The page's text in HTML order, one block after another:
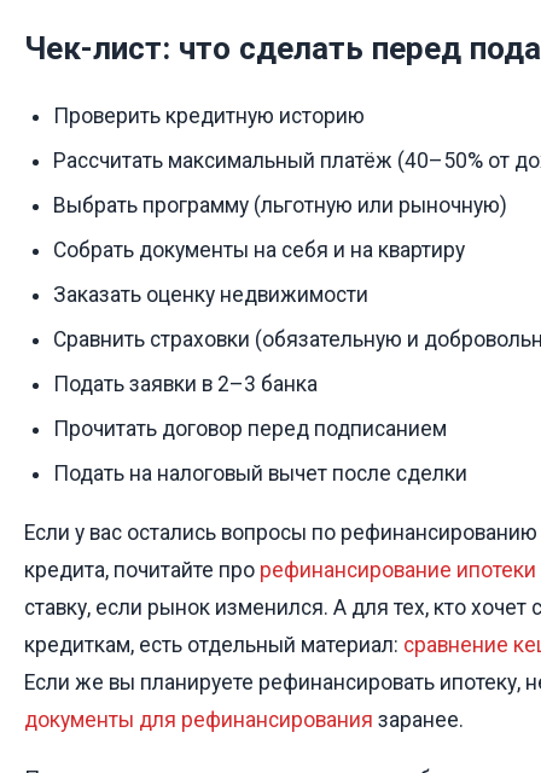
Чек-лист: что сделать перед
Проверить кредитную историю
Рассчитать максимальный платёж (40–50% от
Выбрать программу (льготную или рыночную)
Собрать документы на себя и на квартиру
Заказать оценку недвижимости
Сравнить страховки (обязательную и
Подать заявки в 2–3 банка
Прочитать договор перед подписанием
Подать на налоговый вычет после сделки
Если у вас остались вопросы по
кредита, почитайте про рефинансирование ипотеки
ставку, если рынок изменился. А для тех, кто хочет
кредиткам, есть отдельный материал: сравнение
Если же вы планируете рефинансировать ипотеку,
документы для рефинансирования заранее.